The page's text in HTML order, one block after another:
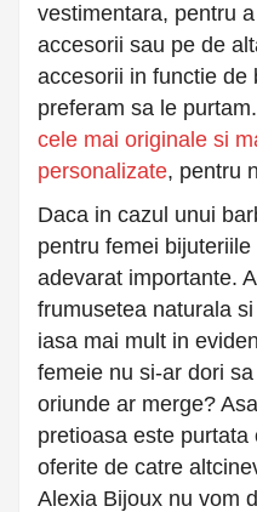
vestimentara, pentru
accesorii sau pe de
accesorii in functie de
preferam sa le
cele mai originale si
personalizate, pentru
Daca in cazul unui
pentru femei
adevarat importante.
frumusetea naturala
iasa mai mult in
femeie nu si-ar dori
oriunde ar merge?
pretioasa este
oferite de catre
Alexia Bijoux nu vom